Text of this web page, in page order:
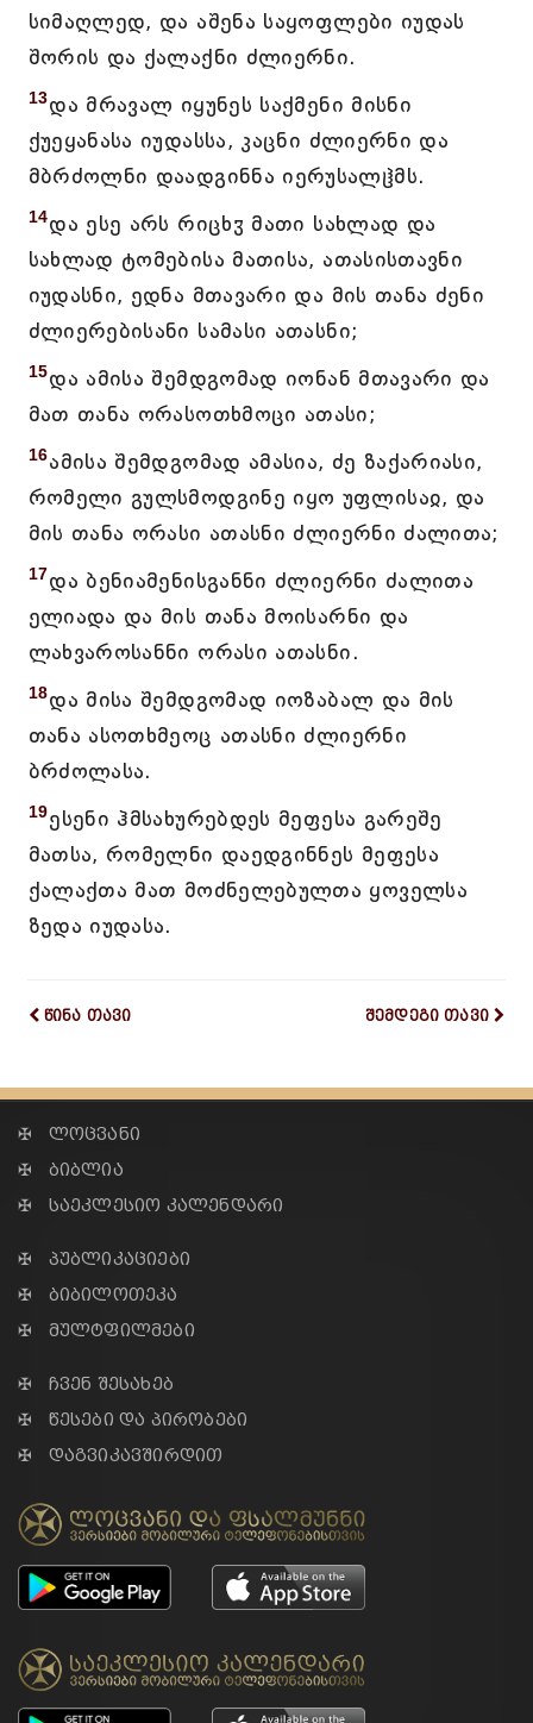
სიმაღლედ, და აშენა საყოფლები იუდას
შორის და ქალაქნი ძლიერნი.
13და მრავალ იყუნეს საქმენი მისნი
ქუეყანასა იუდასსა, კაცნი ძლიერნი და
მბრძოლნი დაადგინნა იერუსალჱმს.
14და ესე არს რიცხჳ მათი სახლად და
სახლად ტომებისა მათისა, ათასისთავნი
იუდასნი, ედნა მთავარი და მის თანა ძენი
ძლიერებისანი სამასი ათასნი;
15და ამისა შემდგომად იონან მთავარი და
მათ თანა ორასოთხმოცი ათასი;
16ამისა შემდგომად ამასია, ძე ზაქარიასი,
რომელი გულსმოდგინე იყო უფლისაჲ, და
მის თანა ორასი ათასნი ძლიერნი ძალითა;
17და ბენიამენისგანნი ძლიერნი ძალითა
ელიადა და მის თანა მოისარნი და
ლახვაროსანნი ორასი ათასნი.
18და მისა შემდგომად იოზაბალ და მის
თანა ასოთხმეოც ათასნი ძლიერნი
ბრძოლასა.
19ესენი ჰმსახურებდეს მეფესა გარეშე
მათსა, რომელნი დაედგინნეს მეფესა
ქალაქთა მათ მოძნელებულთა ყოველსა
ზედა იუდასა.
წინა თავი შემდეგი თავი
✠ ლოცვანი
✠ ბიბლია
✠ საეკლესიო კალენდარი
✠ პუბლიკაციები
✠ ბიბილოთეკა
✠ მულტფილმები
✠ ჩვენ შესახებ
✠ წესები და პირობები
✠ დაგვიკავშირდით